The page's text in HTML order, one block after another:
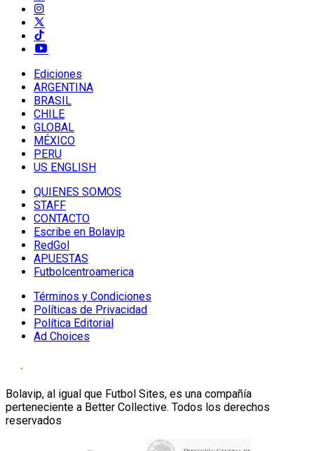
Ediciones
ARGENTINA
BRASIL
CHILE
GLOBAL
MÉXICO
PERU
US ENGLISH
QUIENES SOMOS
STAFF
CONTACTO
Escribe en Bolavip
RedGol
APUESTAS
Futbolcentroamerica
Términos y Condiciones
Políticas de Privacidad
Política Editorial
Ad Choices
Bolavip, al igual que Futbol Sites, es una compañía
perteneciente a Better Collective. Todos los derechos
reservados